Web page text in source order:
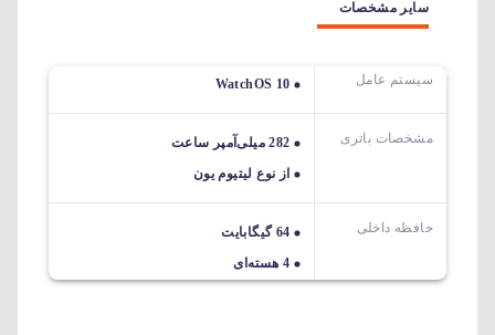
سایر مشخصات
سیستم عامل WatchOS 10
مشخصات باتری
282 میلی‌آمپر ساعت
از نوع لیتیوم یون
حافظه داخلی
64 گیگابایت
4 هسته‌ای